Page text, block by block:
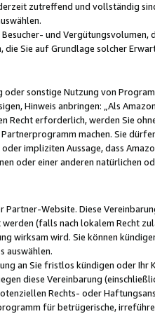
zutreffend und vollständig
und Vergütungsvolumen,
Sie auf Grundlage solcher
sonstige Nutzung von
Hinweis anbringen: „Als
Recht erforderlich, werden Sie
machen. Sie
impliziten Aussage, dass
oder einer anderen natürlichen
Website. Diese
(falls nach lokalem Recht
wirksam wird. Sie können
auswählen.
an Sie fristlos kündigen oder Ihr
diese Vereinbarung
Rechts- oder
für betrügerische,